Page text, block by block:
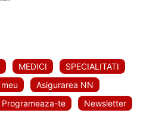
MEDICI
SPECIALITATI
Asigurarea NN
Programeaza-te Newsletter